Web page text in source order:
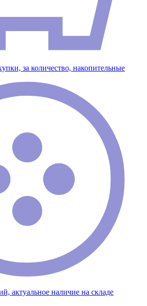
за количество, накопительные
актуальное наличие на складе